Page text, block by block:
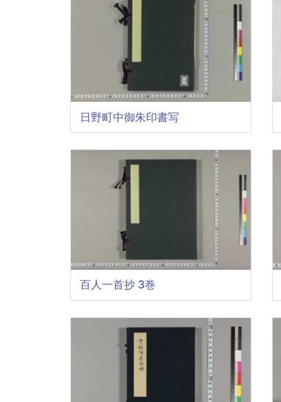
日野町中御朱印書写
百人一首抄 3巻